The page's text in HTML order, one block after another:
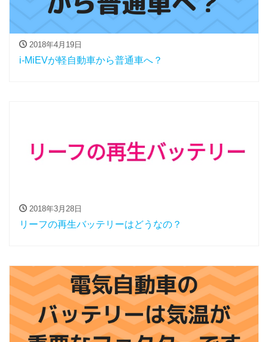
2018年4月19日
i-MiEVが軽自動車から普通車へ？
2018年3月28日
リーフの再生バッテリーはどうなの？